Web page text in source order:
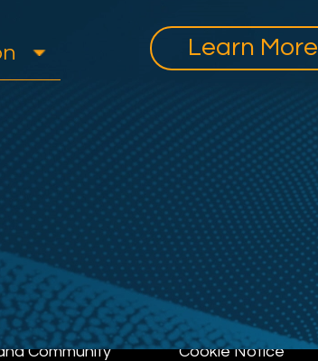
Learn More
Community Cookie Notice